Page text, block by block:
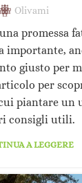
Olivami
promessa
importante,
giusto per
per
piantare un
consigli utili.
A LEGGERE